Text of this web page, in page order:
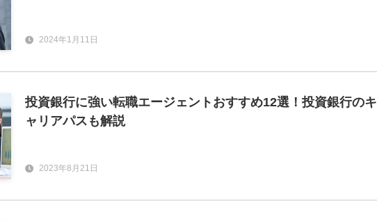
2024年1月11日
投資銀行に強い転職エージェントおすすめ12選！投資銀行のキ
ャリアパスも解説
2023年8月21日